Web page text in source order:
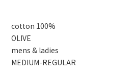
cotton 100%
OLIVE
mens & ladies
MEDIUM-REGULAR